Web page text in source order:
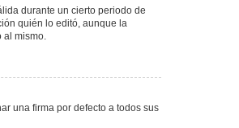
durante un cierto periodo de
quién lo editó, aunque la
al mismo.
una firma por defecto a todos sus